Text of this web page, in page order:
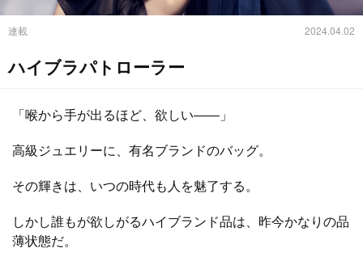
連載 2024.04.02
ハイブラパトローラー
「喉から手が出るほど、欲しい――」
高級ジュエリーに、有名ブランドのバッグ。
その輝きは、いつの時代も人を魅了する。
しかし誰もが欲しがるハイブランド品は、昨今かなりの品
薄状態だ。